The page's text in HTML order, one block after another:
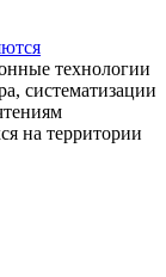
технологии
систематизации
на территории